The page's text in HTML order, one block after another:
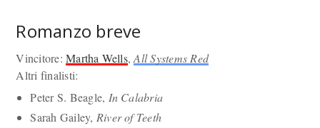
Romanzo breve
Vincitore:Martha Wells,All Systems Red
Altri finalisti:
Peter S. Beagle, In Calabria
Sarah Gailey, River of Teeth